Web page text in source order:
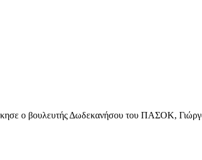
ο βουλευτής Δωδεκανήσου του ΠΑΣΟΚ,